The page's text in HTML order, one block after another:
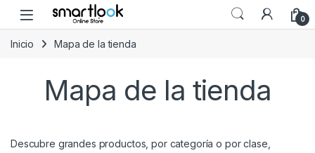
Skip to navigation
Skip to content
Open 0
Inicio Mapa de la tienda
Mapa de la tienda
Descubre grandes productos, por categoría o por clase,